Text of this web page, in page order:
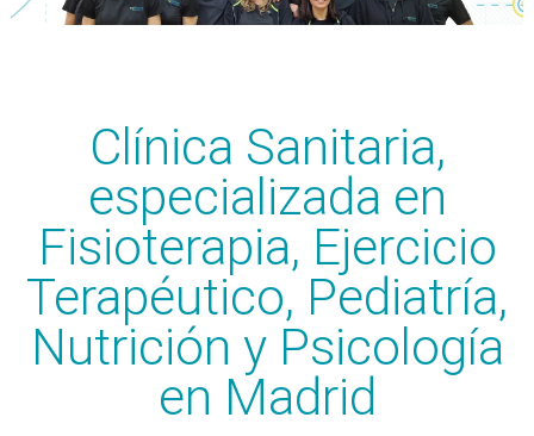
Clínica Sanitaria,
especializada en
Fisioterapia, Ejercicio
Terapéutico, Pediatría,
Nutrición y Psicología
en Madrid